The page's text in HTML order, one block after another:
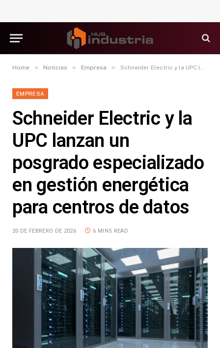
Home » Noticias » Empresa » Schneider Electric y la UPC lanzan un posgrado especializado en gestión energética para centros de datos
EMPRESA
Schneider Electric y la
UPC lanzan un
posgrado especializado
en gestión energética
para centros de datos
20 DE FEBRERO DE 2026 6 MINS READ